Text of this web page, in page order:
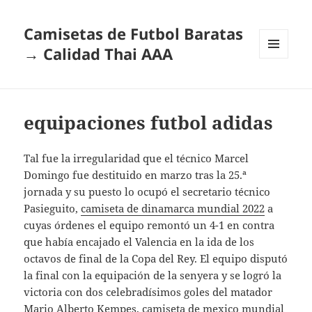
Camisetas de Futbol Baratas
→ Calidad Thai AAA
equipaciones futbol adidas
Tal fue la irregularidad que el técnico Marcel
Domingo fue destituido en marzo tras la 25.ª
jornada y su puesto lo ocupó el secretario técnico
Pasieguito,camiseta de dinamarca mundial 2022 a
cuyas órdenes el equipo remontó un 4-1 en contra
que había encajado el Valencia en la ida de los
octavos de final de la Copa del Rey. El equipo disputó
la final con la equipación de la senyera y se logró la
victoria con dos celebradísimos goles del matador
Mario Alberto Kempes,camiseta de mexico mundial